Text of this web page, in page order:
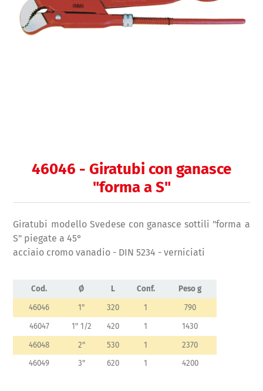
46046 - Giratubi con ganasce
"forma a S"
Giratubi modello Svedese con ganasce sottili "forma a
S" piegate a 45°
acciaio cromo vanadio - DIN 5234 - verniciati
Cod. Ø L Conf.
Peso g
46046
1" 320 1
790
46047
1" 1/2 420 1
1430
46048
2" 530 1
2370
46049
3" 620 1 4200